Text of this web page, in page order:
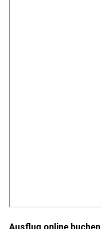
Ausflug online buchen